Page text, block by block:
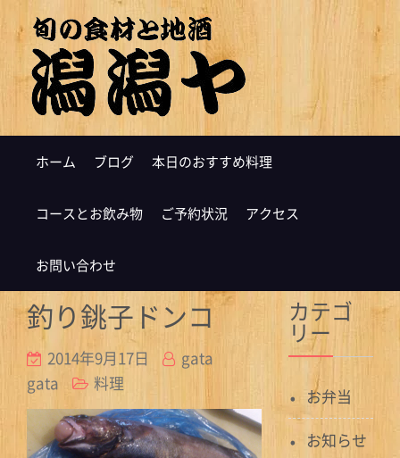
ホーム ブログ 本日のおすすめ料理
コースとお飲み物 ご予約状況 アクセス
お問い合わせ
釣り銚子ドンコ
2014年9月17日
gata
gata
料理
カテゴ
リー
お弁当
お知らせ